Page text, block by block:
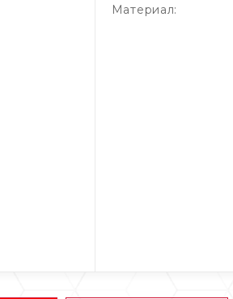
Материал: